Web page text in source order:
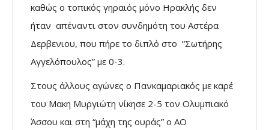
καθώς ο τοπικός γηραιός μόνο Ηρακλής δεν
ήταν απέναντι στον συνδημότη του Αστέρα
Δερβενιου, που πήρε το διπλό στο “Σωτήρης
Αγγελόπουλος” με 0-3.
Στους άλλους αγώνες ο Πανκαμαριακός με καρέ
του Μακη Μυργιώτη νίκησε 2-5 τον Ολυμπιακό
Άσσου και στη “μάχη της ουράς” ο ΑΟ